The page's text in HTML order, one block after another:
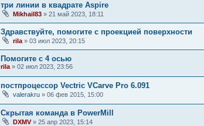
три линии в квадрате Aspire
Mikhail83 » 21 май 2023, 18:11
Здравствуйте, помогите с проекцией поверхности
rila » 03 июл 2023, 20:15
Помогите с 4 осью
rila » 02 июл 2023, 23:56
постпроцессор Vectric VCarve Pro 6.091
valerakru » 06 фев 2015, 15:00
Скрытая команда в PowerMill
DXMV» 25 апр 2023, 15:14